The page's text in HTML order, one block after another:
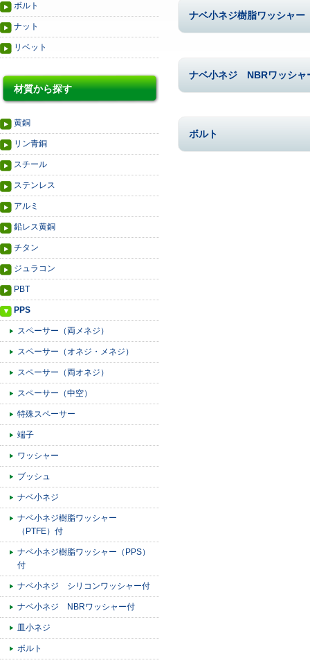
ボルト
ナット
リベット
材質から探す
黄銅
リン青銅
スチール
ステンレス
アルミ
鉛レス黄銅
チタン
ジュラコン
PBT
PPS
スペーサー（両メネジ）
スペーサー（オネジ・メネジ）
スペーサー（両オネジ）
スペーサー（中空）
特殊スペーサー
端子
ワッシャー
ブッシュ
ナベ小ネジ
ナベ小ネジ樹脂ワッシャー
（PTFE）付
ナベ小ネジ樹脂ワッシャー（PPS）
付
ナベ小ネジ シリコンワッシャー付
ナベ小ネジ NBRワッシャー付
皿小ネジ
ボルト
ナベ小ネジ樹脂ワッシャー
ナベ小ネジ NBRワッシャ
ボルト